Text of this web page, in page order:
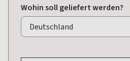
Wohin soll geliefert werden?